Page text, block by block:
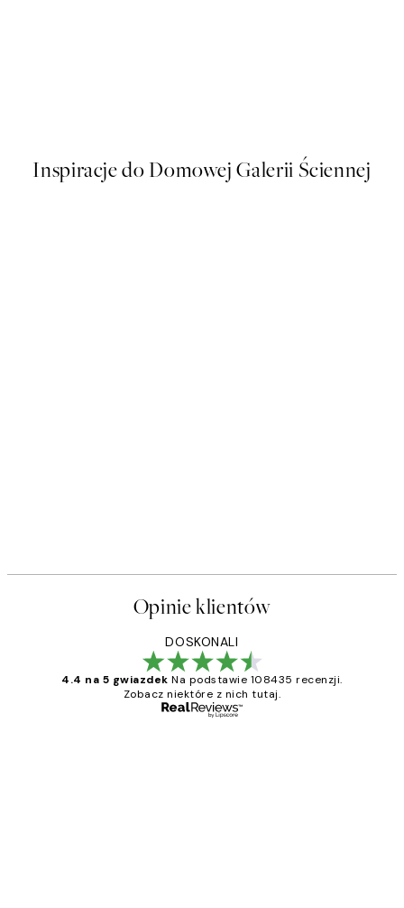
Inspiracje do Domowej Galerii Ściennej
Opinie klientów
DOSKONALI
4.4 na 5 gwiazdek Na podstawie 108435 recenzji.
Zobacz niektóre z nich tutaj.